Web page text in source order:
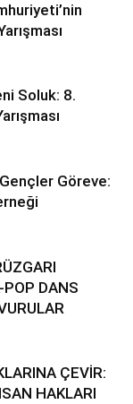
Soluk: 8.
Göreve:
POP DANS
ÇEVİR:
HAKLARI